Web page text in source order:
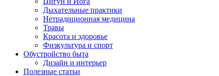
Дыхательные практики
Нетрадиционная медицина
Травы
Красота и здоровье
Физкультура и спорт
Обустройство быта
Дизайн и интерьер
Полезные статьи